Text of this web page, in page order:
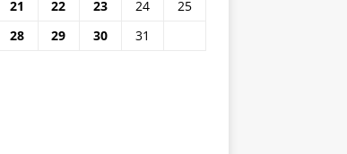
21 22 23 24
25
28 29 30
31